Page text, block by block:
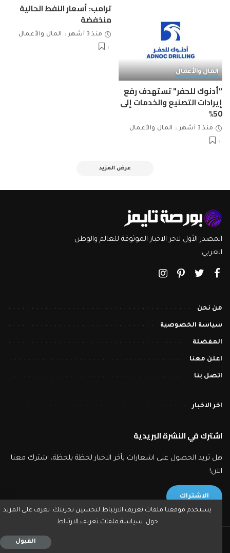
المال والأعمال
"أدنوك للحفر" تستهدف رفع
إيرادات التصنيع والخدمات إلى
50%
منذ 3 أشهر المال والأعمال
ترامب: أسعار النفط الحالية
منخفضة
منذ 3 أشهر المال والأعمال
عرض المزيد
المصدر الأول لاخر الاخبار الموثوقة للعالم والوطن
العربي.
من نحن
سياسة الخصوصية
المفضلة
اعلن معنا
اتصل بنا
اخر الاخبار
اشترك في النشرة البريدية
هل تريد الحصول على اشعارات بآخر الاخبار لحظة بلحظة، اشترك معنا
الآن!
الاشتراك
يستخدم موقعنا ملفات تعريف الارتباط لتحسين تجربتك. تعرف على المزيد
حول:سياسة ملفات تعريف الارتباط
القبول